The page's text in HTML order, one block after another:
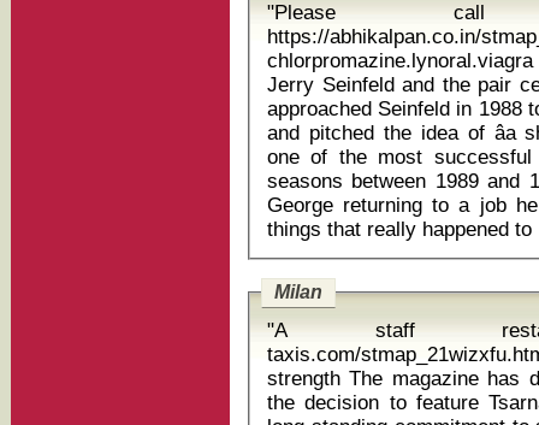
"Please
https://abhikalpan.co.in/
chlorpromazine.lynoral.viagra
Jerry Seinfeld and the pair
approached Seinfeld in 1988
and pitched the idea of âa
one of the most
seasons between 1989 and
George returning to a job
Milan
"A staff
taxis.com/
strength The magazine has defended its use of the image, saying
the decision to feature